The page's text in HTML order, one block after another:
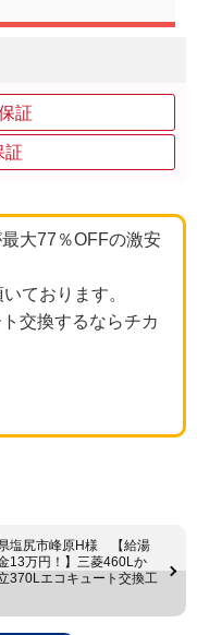
証
証
大77％OFFの激安
ております。
交換するならチカ
塩尻市峰原H様 【給湯
13万円！】三菱460Lか
370Lエコキュート交換工